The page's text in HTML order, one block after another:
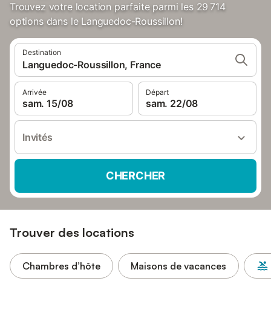
Trouvez votre location parfaite parmi les 29 714
options dans le Languedoc-Roussillon!
Destination
Languedoc-Roussillon, France
Arrivée
sam. 15/08
Départ
sam. 22/08
Invités
CHERCHER
Trouver des locations
Chambres d’hôte Maisons de vacances